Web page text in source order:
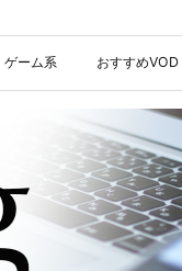
ゲーム系 おすすめVOD